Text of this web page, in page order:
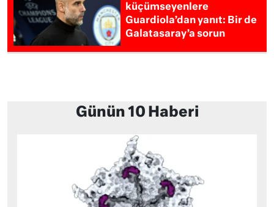
küçümseyenlere
Guardiola’dan yanıt: Bir de
Galatasaray’a sorun
Günün 10 Haberi